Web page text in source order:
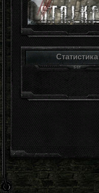
Статистика